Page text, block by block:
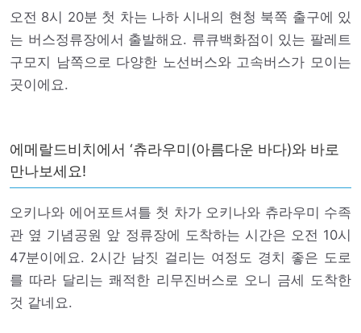
오전 8시 20분 첫 차는 나하 시내의 현청 북쪽 출구에 있
는 버스정류장에서 출발해요. 류큐백화점이 있는 팔레트
구모지 남쪽으로 다양한 노선버스와 고속버스가 모이는
곳이에요.
에메랄드비치에서 ‘츄라우미(아름다운 바다)와 바로
만나보세요!
오키나와 에어포트셔틀 첫 차가 오키나와 츄라우미 수족
관 옆 기념공원 앞 정류장에 도착하는 시간은 오전 10시
47분이에요. 2시간 남짓 걸리는 여정도 경치 좋은 도로
를 따라 달리는 쾌적한 리무진버스로 오니 금세 도착한
것 같네요.